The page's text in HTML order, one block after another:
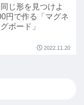
じ形を見つけよ
円で作る「マグネ
ボード」
2022.11.20